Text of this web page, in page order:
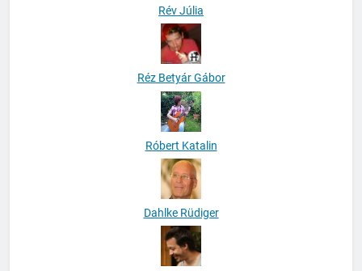
Rév Júlia
Réz Betyár Gábor
Róbert Katalin
Dahlke Rüdiger